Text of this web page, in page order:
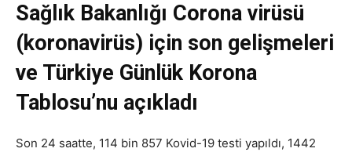
Sağlık Bakanlığı Corona virüsü
(koronavirüs) için son gelişmeleri
ve Türkiye Günlük Korona
Tablosu’nu açıkladı
Son 24 saatte, 114 bin 857 Kovid-19 testi yapıldı, 1442